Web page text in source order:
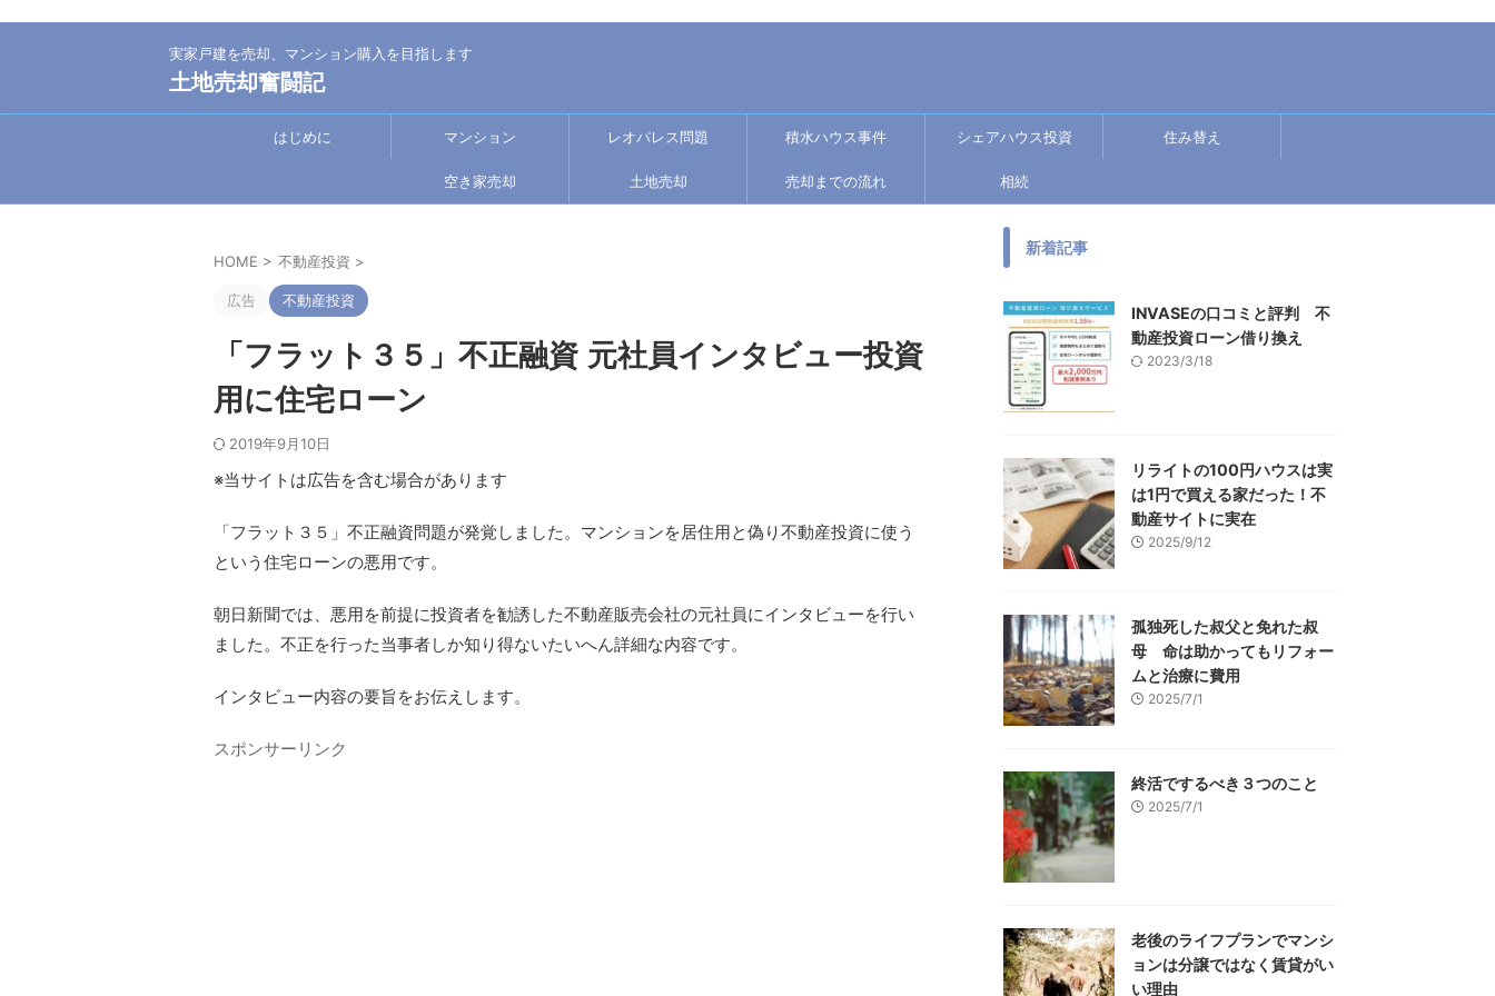
実家戸建を売却、マンション購入を目指します
土地売却奮闘記
はじめに マンション レオパレス問題 積水ハウス事件 シェアハウス投資 住み替え
空き家売却 土地売却 売却までの流れ 相続
HOME > 不動産投資 >
広告 不動産投資
「フラット３５」不正融資 元社員インタビュー投資
用に住宅ローン
2019年9月10日
※当サイトは広告を含む場合があります
「フラット３５」不正融資問題が発覚しました。マンションを居住用と偽り不動産投資に使う
という住宅ローンの悪用です。
朝日新聞では、悪用を前提に投資者を勧誘した不動産販売会社の元社員にインタビューを行い
ました。不正を行った当事者しか知り得ないたいへん詳細な内容です。
インタビュー内容の要旨をお伝えします。
スポンサーリンク
新着記事
INVASEの口コミと評判 不
動産投資ローン借り換え
2023/3/18
リライトの100円ハウスは実
は1円で買える家だった！不
動産サイトに実在
2025/9/12
孤独死した叔父と免れた叔
母 命は助かってもリフォー
ムと治療に費用
2025/7/1
終活でするべき３つのこと
2025/7/1
老後のライフプランでマンシ
ョンは分譲ではなく賃貸がい
い理由